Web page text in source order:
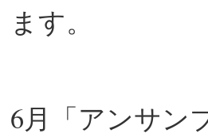
ます。
6月「アンサン